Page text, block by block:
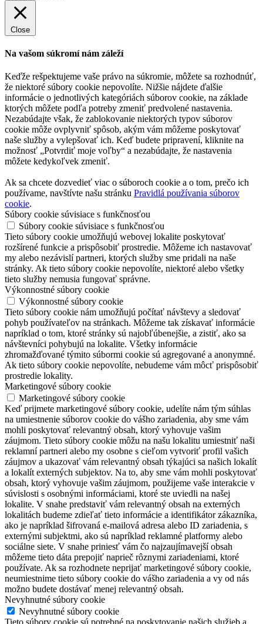
Close
Na vašom súkromí nám záleží
Keďže rešpektujeme vaše právo na súkromie, môžete sa rozhodnúť,
že niektoré súbory cookie nepovolíte. Nižšie nájdete ďalšie
informácie o jednotlivých kategóriách súborov cookie, na základe
ktorých môžete podľa potreby zmeniť predvolené nastavenia.
Nezabúdajte však, že zablokovanie niektorých typov súborov
cookie môže ovplyvniť spôsob, akým vám môžeme poskytovať
naše služby a vylepšovať ich. Keď budete pripravení, kliknite na
možnosť „Potvrdiť moje voľby“ a nezabúdajte, že nastavenia
môžete kedykoľvek zmeniť.
Ak sa chcete dozvedieť viac o súboroch cookie a o tom, prečo ich
používame, navštívte našu stránku Pravidlá používania súborov
cookie.
Súbory cookie súvisiace s funkčnosťou
Súbory cookie súvisiace s funkčnosťou
Tieto súbory cookie umožňujú webovej lokalite poskytovať
rozšírené funkcie a prispôsobiť prostredie. Môžeme ich nastavovať
my alebo nezávislí partneri, ktorých služby sme pridali na naše
stránky. Ak tieto súbory cookie nepovolíte, niektoré alebo všetky
tieto služby nemusia fungovať správne.
Výkonnostné súbory cookie
Výkonnostné súbory cookie
Tieto súbory cookie nám umožňujú počítať návštevy a sledovať
pohyb používateľov na stránkach. Môžeme tak získavať informácie
napríklad o tom, ktoré stránky sú najobľúbenejšie, a zistiť, ako sa
návštevníci pohybujú na lokalite. Všetky informácie
zhromažďované týmito súbormi cookie sú agregované a anonymné.
Ak tieto súbory cookie nepovolíte, nebudeme vám môcť prispôsobiť
prostredie lokality.
Marketingové súbory cookie
Marketingové súbory cookie
Keď prijmete marketingové súbory cookie, udelíte nám tým súhlas
na umiestnenie súborov cookie do vášho zariadenia, aby sme vám
mohli poskytovať relevantný obsah, ktorý vyhovuje vašim
záujmom. Tieto súbory cookie môžu na našu lokalitu umiestniť naši
reklamní partneri alebo my osobne s cieľom vytvoriť profil vašich
záujmov a ukazovať vám relevantný obsah týkajúci sa našich lokalít
a lokalít externých subjektov. Na to, aby sme vám mohli poskytovať
obsah, ktorý vyhovuje vašim záujmom, použijeme vaše interakcie v
súvislosti s osobnými informáciami, ktoré ste uviedli na našej
lokalite. V snahe predstaviť vám relevantný obsah na externých
lokalitách budeme zdieľať tieto informácie a identifikátor zákazníka,
ako je napríklad šifrovaná e-mailová adresa alebo ID zariadenia, s
externými subjektmi, ako sú napríklad reklamné platformy alebo
sociálne siete. V snahe priniesť vám čo najzaujímavejší obsah
môžeme tieto dáta prepojiť naprieč rôznymi zariadeniami, ktoré
používate. Ak sa rozhodnete neprijať marketingové súbory cookie,
neumiestnime tieto súbory cookie do vášho zariadenia a vy od nás
možno budete dostávať menej relevantný obsah.
Nevyhnutné súbory cookie
Nevyhnutné súbory cookie